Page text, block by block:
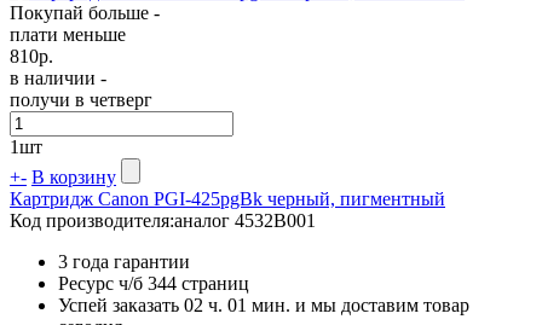
Покупай больше -
плати меньше
810р.
в наличии -
получи в четверг
1шт
+- В корзину
Картридж Canon PGI-425pgBk черный, пигментный
Код производителя:аналог 4532B001
3 года гарантии
Ресурс ч/б 344 страниц
Успей заказать 02 ч. 01 мин. и мы доставим товар